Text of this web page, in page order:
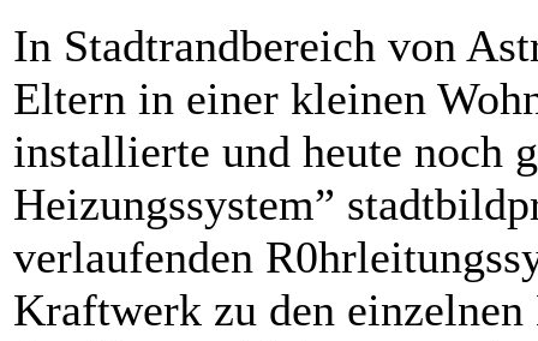
In Stadtrandbereich von
Eltern in einer kleinen
installierte und heute noch
Heizungssystem”
verlaufenden
Kraftwerk zu den